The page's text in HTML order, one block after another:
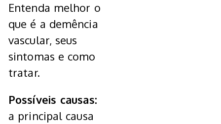
Entenda melhor o
que é a demência
vascular, seus
sintomas e como
tratar.
Possíveis causas:
a principal causa